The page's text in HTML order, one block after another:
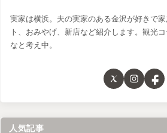
実家は横浜。夫の実家のある金沢が好きで
ト、おみやげ、新店など紹介します。観光
なと考え中。
人気記事